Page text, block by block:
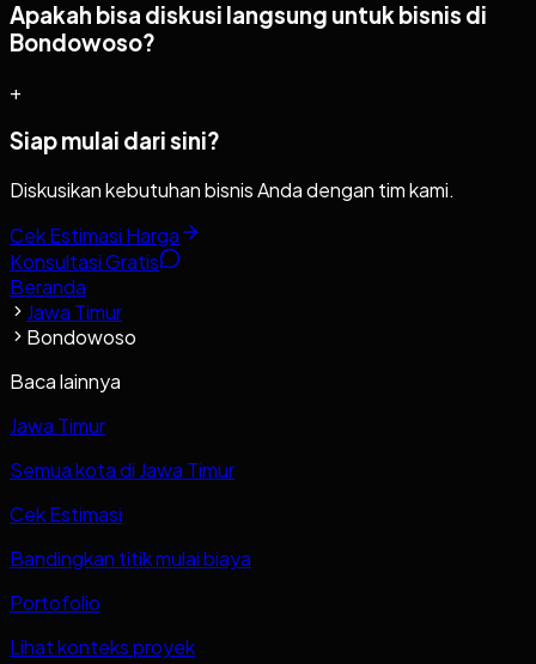
Apakah bisa diskusi langsung untuk bisnis di
Bondowoso?
+
Siap mulai dari sini?
Diskusikan kebutuhan bisnis Anda dengan tim kami.
Cek Estimasi Harga
Konsultasi Gratis
Beranda
Jawa Timur
Bondowoso
Baca lainnya
Jawa Timur
Semua kota di Jawa Timur
Cek Estimasi
Bandingkan titik mulai biaya
Portofolio
Lihat konteks proyek